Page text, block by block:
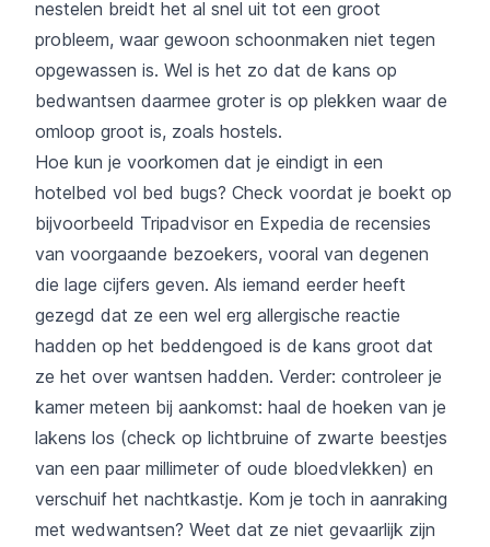
nestelen breidt het al snel uit tot een groot
probleem, waar gewoon schoonmaken niet tegen
opgewassen is. Wel is het zo dat de kans op
bedwantsen daarmee groter is op plekken waar de
omloop groot is, zoals hostels.
Hoe kun je voorkomen dat je eindigt in een
hotelbed vol bed bugs? Check voordat je boekt op
bijvoorbeeld Tripadvisor en Expedia de recensies
van voorgaande bezoekers, vooral van degenen
die lage cijfers geven. Als iemand eerder heeft
gezegd dat ze een wel erg allergische reactie
hadden op het beddengoed is de kans groot dat
ze het over wantsen hadden. Verder: controleer je
kamer meteen bij aankomst: haal de hoeken van je
lakens los (check op lichtbruine of zwarte beestjes
van een paar millimeter of oude bloedvlekken) en
verschuif het nachtkastje. Kom je toch in aanraking
met wedwantsen? Weet dat ze niet gevaarlijk zijn